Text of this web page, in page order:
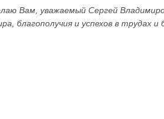
Вам, уважаемый Сергей
благополучия и успехов в трудах и